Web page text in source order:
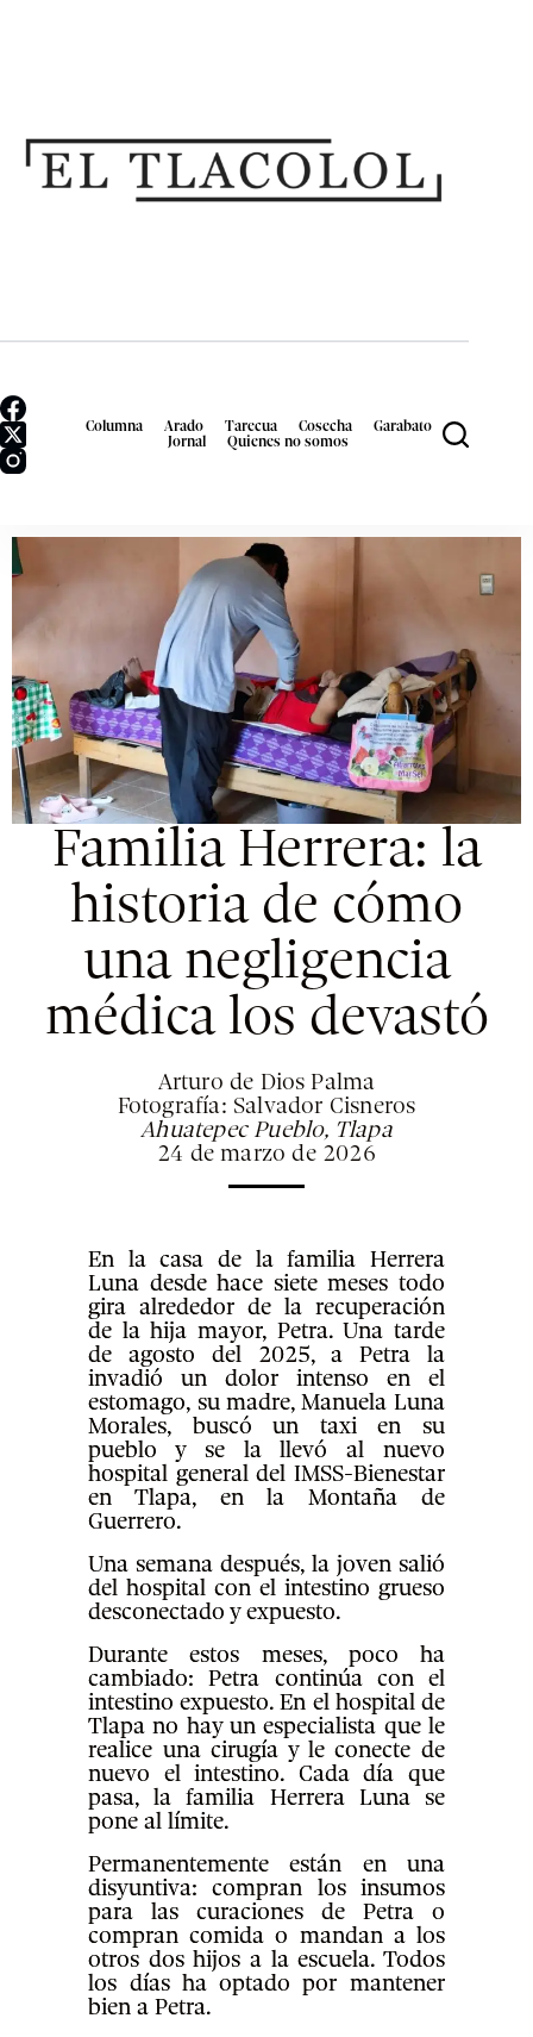
Columna Arado Tarecua Cosecha
Garabato
Jornal
Quienes no somos
Familia Herrera: la
historia de cómo
una negligencia
médica los devastó
Arturo de Dios Palma
Fotografía: Salvador Cisneros
Ahuatepec Pueblo, Tlapa
24 de marzo de 2026
En la casa de la familia Herrera
Luna desde hace siete meses todo
gira alrededor de la recuperación
de la hija mayor, Petra. Una tarde
de agosto del 2025, a Petra la
invadió un dolor intenso en el
estomago, su madre, Manuela Luna
Morales, buscó un taxi en su
pueblo y se la llevó al nuevo
hospital general del IMSS-Bienestar
en Tlapa, en la Montaña de
Guerrero.
Una semana después, la joven salió
del hospital con el intestino grueso
desconectado y expuesto.
Durante estos meses, poco ha
cambiado: Petra continúa con el
intestino expuesto. En el hospital de
Tlapa no hay un especialista que le
realice una cirugía y le conecte de
nuevo el intestino. Cada día que
pasa, la familia Herrera Luna se
pone al límite.
Permanentemente están en una
disyuntiva: compran los insumos
para las curaciones de Petra o
compran comida o mandan a los
otros dos hijos a la escuela. Todos
los días ha optado por mantener
bien a Petra.